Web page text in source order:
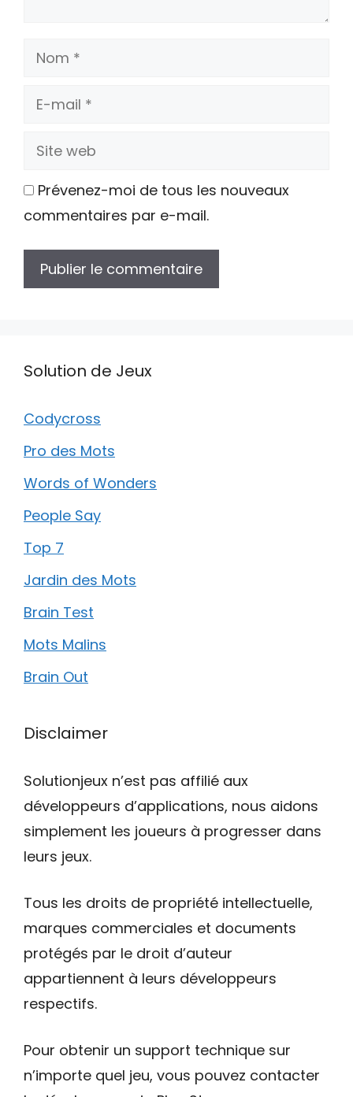
Nom
E-
Site
Prévenez-moi de tous les nouveaux
commentaires par e-mail.
Solution de Jeux
Codycross
Pro des Mots
Words of Wonders
People Say
Top 7
Jardin des Mots
Brain Test
Mots Malins
Brain Out
Disclaimer
Solutionjeux n’est pas affilié aux
développeurs d’applications, nous aidons
simplement les joueurs à progresser dans
leurs jeux.
Tous les droits de propriété intellectuelle,
marques commerciales et documents
protégés par le droit d’auteur
appartiennent à leurs développeurs
respectifs.
Pour obtenir un support technique sur
n’importe quel jeu, vous pouvez contacter